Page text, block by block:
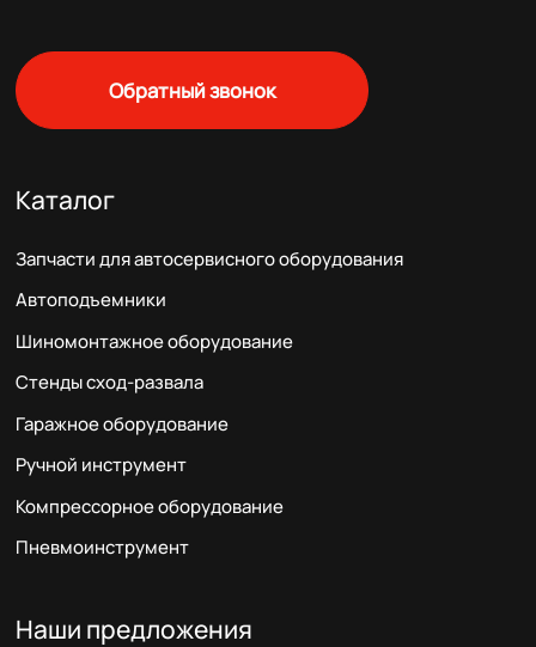
Обратный звонок
Каталог
Запчасти для автосервисного оборудования
Автоподъемники
Шиномонтажное оборудование
Стенды сход-развала
Гаражное оборудование
Ручной инструмент
Компрессорное оборудование
Пневмоинструмент
Наши предложения